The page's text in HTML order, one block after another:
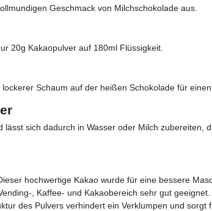
Geschmack von Milchschokolade aus.
20g Kakaopulver auf 180ml Flüssigkeit.
Schaum auf der heißen Schokolade für
sich dadurch in Wasser oder Milch zubereiten,
hochwertige Kakao wurde für eine bessere
, Kaffee- und Kakaobereich sehr gut
des Pulvers verhindert ein Verklumpen und sorgt